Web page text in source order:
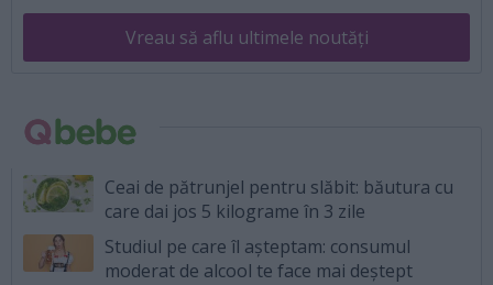
Vreau să aflu ultimele noutăți
Ceai de pătrunjel pentru slăbit: băutura cu
care dai jos 5 kilograme în 3 zile
Studiul pe care îl așteptam: consumul
moderat de alcool te face mai deștept